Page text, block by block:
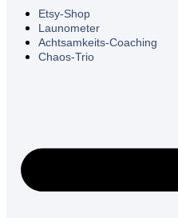
Etsy-Shop
Launometer
Achtsamkeits-Coaching
Chaos-Trio